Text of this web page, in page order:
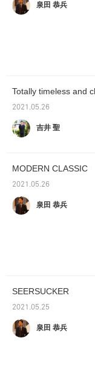
泉田 恭兵
Totally timeless and
2021.05.26
吉井 聖
MODERN CLASSIC
2021.05.26
泉田 恭兵
SEERSUCKER
2021.05.25
泉田 恭兵